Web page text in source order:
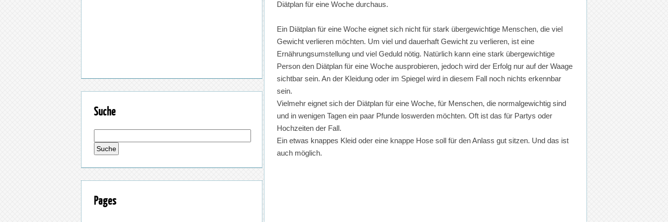
Diätplan für eine Woche durchaus.
Ein Diätplan für eine Woche eignet sich nicht für stark übergewichtige Menschen, die viel
Gewicht verlieren möchten. Um viel und dauerhaft Gewicht zu verlieren, ist eine
Ernährungsumstellung und viel Geduld nötig. Natürlich kann eine stark übergewichtige
Person den Diätplan für eine Woche ausprobieren, jedoch wird der Erfolg nur auf der Waage
sichtbar sein. An der Kleidung oder im Spiegel wird in diesem Fall noch nichts erkennbar
sein.
Vielmehr eignet sich der Diätplan für eine Woche, für Menschen, die normalgewichtig sind
und in wenigen Tagen ein paar Pfunde loswerden möchten. Oft ist das für Partys oder
Hochzeiten der Fall.
Ein etwas knappes Kleid oder eine knappe Hose soll für den Anlass gut sitzen. Und das ist
auch möglich.
Suche
Pages